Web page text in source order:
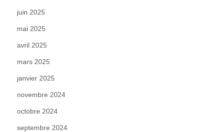
juin 2025
mai 2025
avril 2025
mars 2025
janvier 2025
novembre 2024
octobre 2024
septembre 2024